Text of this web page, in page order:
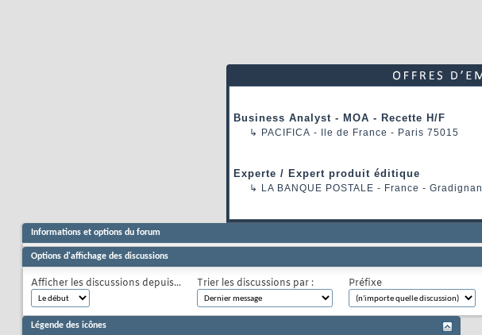
Business Analyst - MOA - Recette H/F
↳ PACIFICA - Ile de France - Paris 75015
Experte / Expert produit éditique
↳ LA BANQUE POSTALE - France - Gradignan
Informations et options du forum
Options d'affichage des discussions
Afficher les discussions depuis... Trier les discussions par : Préfixe
Légende des icônes